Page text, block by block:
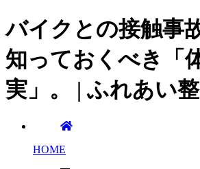
バイクとの接触事
知っておくべき「
実」。 | ふれあい
HOME